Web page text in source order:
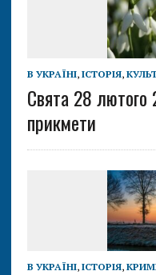
В УКРАЇНІ, ІСТОРІЯ,
Свята 28 лютого
прикмети
В УКРАЇНІ, ІСТОРІЯ,